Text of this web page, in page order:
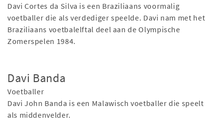
Davi Cortes da Silva is een Braziliaans voormalig
voetballer die als verdediger speelde. Davi nam met het
Braziliaans voetbalelftal deel aan de Olympische
Zomerspelen 1984.
Davi Banda
Voetballer
Davi John Banda is een Malawisch voetballer die speelt
als middenvelder.